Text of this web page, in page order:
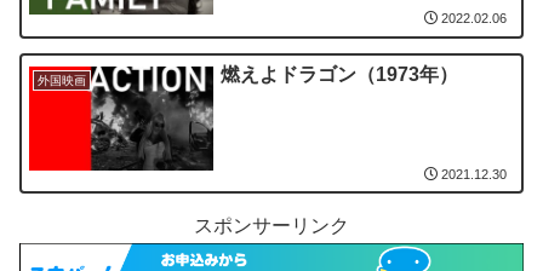
2022.02.06
外国映画 燃えよドラゴン（1973年）
2021.12.30
スポンサーリンク